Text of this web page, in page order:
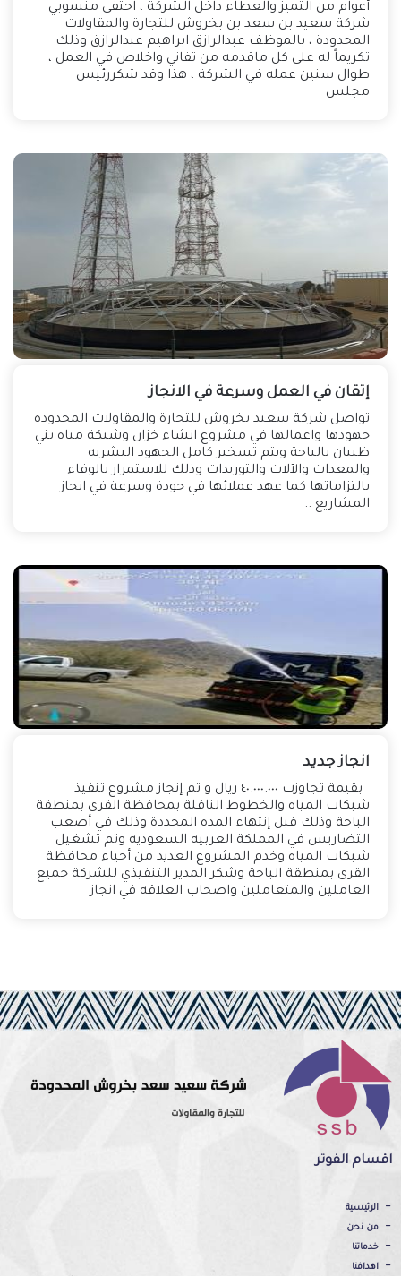
أعوام من التميز والعطاء داخل الشركة ، احتفى منسوبي
شركة سعيد بن سعد بن بخروش للتجارة والمقاولات
المحدودة ، بالموظف عبدالرازق ابراهيم عبدالرازق وذلك
تكريماً له على كل ماقدمه من تفاني واخلاص في العمل ،
طوال سنين عمله في الشركة ، هذا وقد شكررئيس
مجلس
إتقان في العمل وسرعة في الانجاز
تواصل شركة سعيد بخروش للتجارة والمقاولات المحدوده
جهودها واعمالها في مشروع انشاء خزان وشبكة مياه بني
ظبيان بالباحة ويتم تسخير كامل الجهود البشريه
والمعدات والآلات والتوريدات وذلك للاستمرار بالوفاء
بالتزاماتها كما عهد عملائها في جودة وسرعة في انجاز
المشاريع ..
انجاز جديد
بقيمة تجاوزت ٤٠.٠٠٠.٠٠٠ ريال و تم إنجاز مشروع تنفيذ
شبكات المياه والخطوط الناقلة بمحافظة القرى بمنطقة
الباحة وذلك قبل إنتهاء المده المحددة وذلك في أصعب
التضاريس في المملكة العربيه السعوديه وتم تشغيل
شبكات المياه وخدم المشروع العديد من أحياء محافظة
القرى بمنطقة الباحة وشكر المدير التنفيذي للشركة جميع
العاملين والمتعاملين واصحاب العلاقه في انجاز
اقسام الفوتر
الرئيسية
من نحن
خدماتنا
اهدافنا